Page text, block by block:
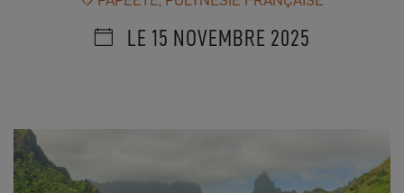
LE 15 NOVEMBRE 2025